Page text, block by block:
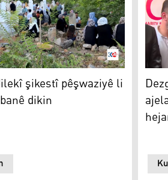
şikestî pêşwaziyê li cejna
şikestî pêşwaziyê li
dikin